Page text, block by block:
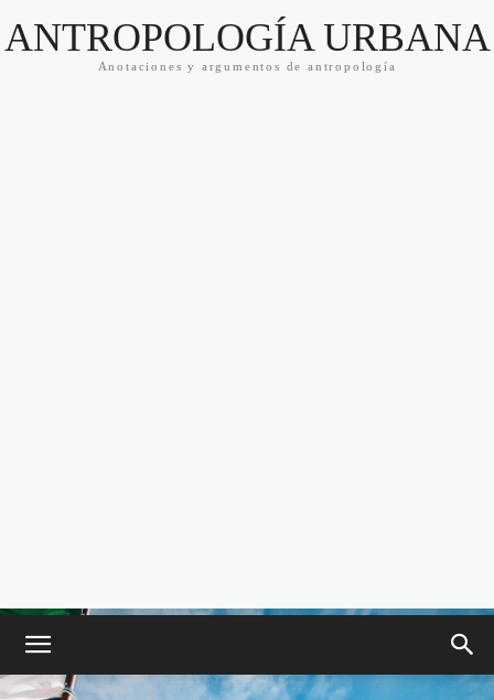
ANTROPOLOGÍA URBANA
Anotaciones y argumentos de antropología